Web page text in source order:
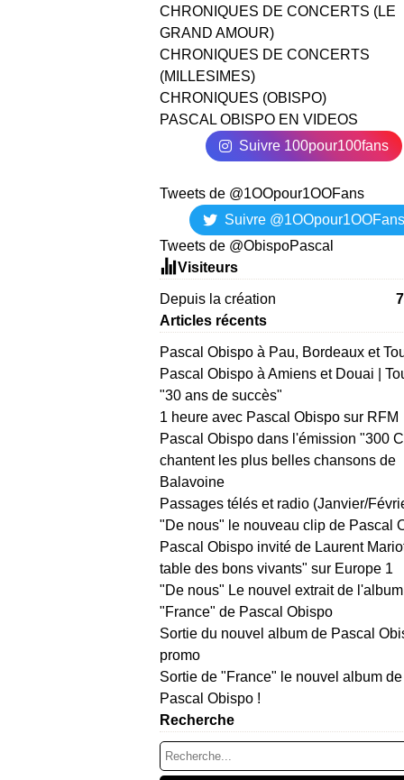
CHRONIQUES DE CONCERTS (LE
GRAND AMOUR)
CHRONIQUES DE CONCERTS
(MILLESIMES)
CHRONIQUES (OBISPO)
PASCAL OBISPO EN VIDEOS
Suivre 100pour100fans
Tweets de @1OOpour1OOFans
Suivre @1OOpour1OOFans
Tweets de @ObispoPascal
Visiteurs
Depuis la création
Articles récents
Pascal Obispo à Pau, Bordeaux et
Pascal Obispo à Amiens et Douai |
"30 ans de succès"
1 heure avec Pascal Obispo sur RFM
Pascal Obispo dans l'émission "300
chantent les plus belles chansons de
Balavoine
Passages télés et radio (Janvier/
"De nous" le nouveau clip de Pascal
Pascal Obispo invité de Laurent
table des bons vivants" sur Europe 1
"De nous" Le nouvel extrait de l'album
"France" de Pascal Obispo
Sortie du nouvel album de Pascal
promo
Sortie de "France" le nouvel album de
Pascal Obispo !
Recherche